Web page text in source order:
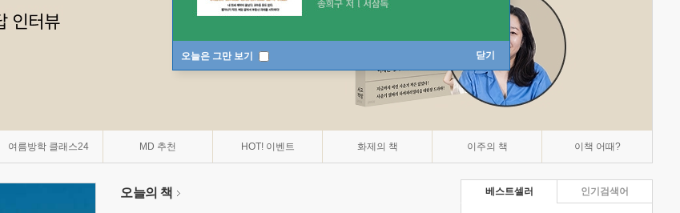
오늘은 그만 보기 닫기
여름방학 클래스24 MD 추천 HOT! 이벤트 화제의 책 이주의 책 이책 어때?
오늘의 책 베스트셀러 인기검색어